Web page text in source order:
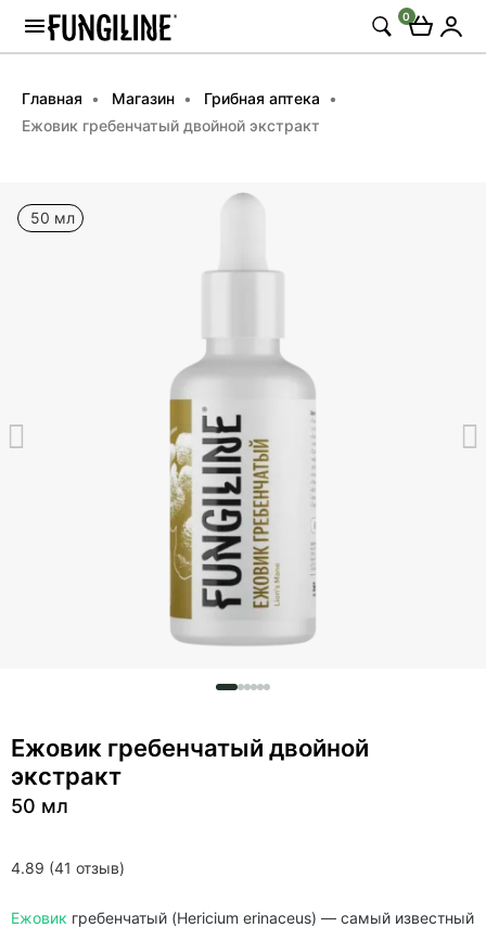
0
Главная Магазин
Грибная аптека
Ежовик гребенчатый двойной экстракт
50 мл
4.89 (41 отзыв)
Ежовик гребенчатый двойной
экстракт
50 мл
Ежовик гребенчатый (Hericium erinaceus) — самый известный